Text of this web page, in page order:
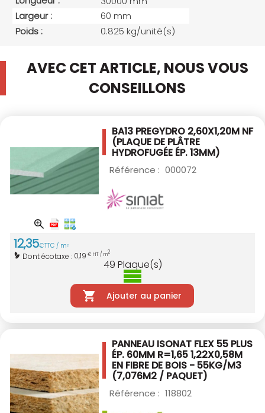
Largeur :
60 mm
Poids :
0.825 kg/unité(s)
AVEC CET ARTICLE, NOUS VOUS
CONSEILLONS
BA13 PREGYDRO 2,60X1,20M NF
(PLAQUE DE PLÂTRE
HYDROFUGÉE ÉP. 13MM)
Référence : 000072
12,35€TTC / m2
Dont écotaxe : 0,19 € HT / m2
49 Plaque(s)
Ajouter au panier
PANNEAU ISONAT FLEX 55 PLUS
ÉP. 60MM R=1,65 1,22X0,58M
EN FIBRE DE BOIS -55KG/M3
(7,076M2 / PAQUET)
Référence : 118802